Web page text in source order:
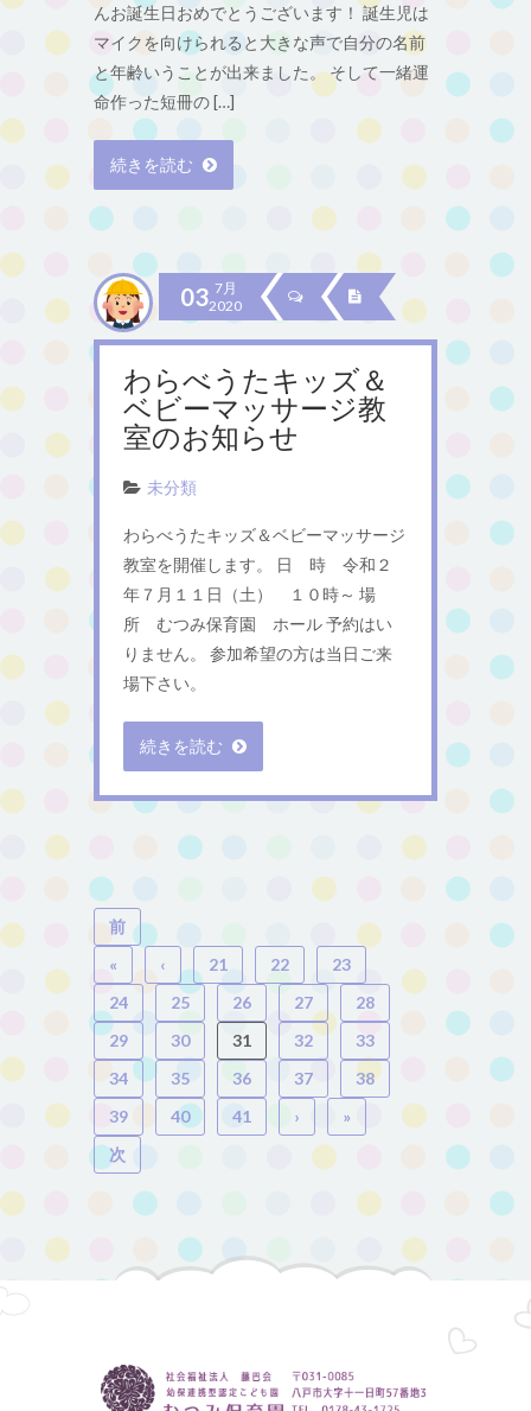
んお誕生日おめでとうございます！ 誕生児は
マイクを向けられると大きな声で自分の名前
と年齢いうことが出来ました。 そして一緒運
命作った短冊の […]
続きを読む
03 7月
2020
わらべうたキッズ＆
ベビーマッサージ教
室のお知らせ
未分類
わらべうたキッズ＆ベビーマッサージ
教室を開催します。 日 時 令和２
年７月１１日（土） １０時～ 場
所 むつみ保育園 ホール 予約はい
りません。 参加希望の方は当日ご来
場下さい。
続きを読む
前
«
‹ 21 22
23
24
25 26 27
28
29
30 31 32
33
34
35 36 37
38
39
40 41 ›
»
次